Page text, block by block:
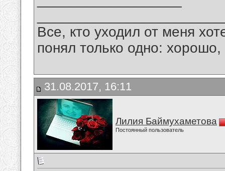
Все, кто уходил от меня
понял только одно:
31.08.2017, 16:11
Лилия Баймухаметова
Постоянный пользователь